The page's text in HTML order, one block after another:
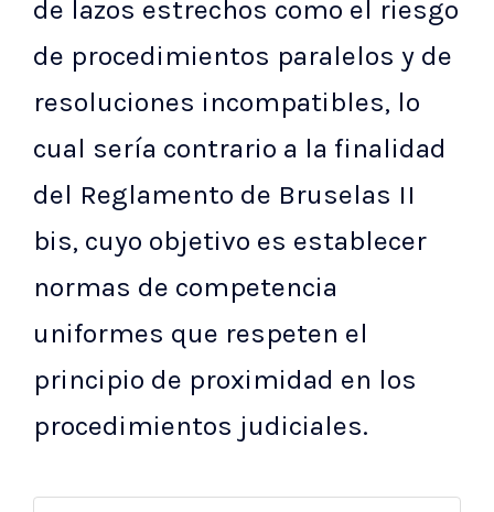
de lazos estrechos como el riesgo
de procedimientos paralelos y de
resoluciones incompatibles, lo
cual sería contrario a la finalidad
del Reglamento de Bruselas II
bis, cuyo objetivo es establecer
normas de competencia
uniformes que respeten el
principio de proximidad en los
procedimientos judiciales.